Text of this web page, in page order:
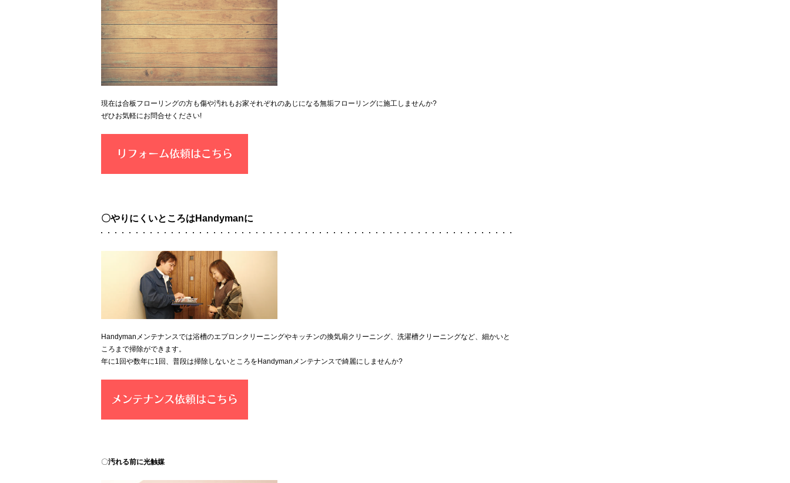
現在は合板フローリングの方も傷や汚れもお家それぞれのあじになる無垢フローリングに施工しませんか?
ぜひお気軽にお問合せください!
〇やりにくいところはHandymanに
Handymanメンテナンスでは浴槽のエプロンクリーニングやキッチンの換気扇クリーニング、洗濯槽クリーニングなど、細かいと
ころまで掃除ができます。
年に1回や数年に1回、普段は掃除しないところをHandymanメンテナンスで綺麗にしませんか?
〇汚れる前に光触媒